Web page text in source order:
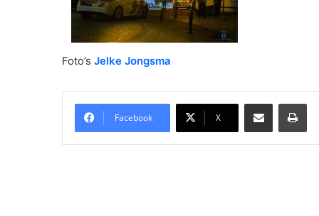
Foto’s Jelke Jongsma
Facebook X
Delen via Email